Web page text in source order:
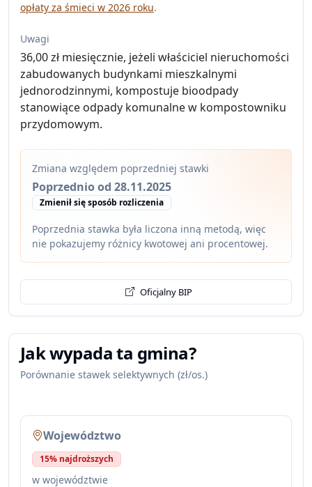
opłaty za śmieci w 2026 roku.
Uwagi
36,00 zł miesięcznie, jeżeli właściciel nieruchomości
zabudowanych budynkami mieszkalnymi
jednorodzinnymi, kompostuje bioodpady
stanowiące odpady komunalne w kompostowniku
przydomowym.
Zmiana względem poprzedniej stawki
Poprzednio od 28.11.2025
Zmienił się sposób rozliczenia
Poprzednia stawka była liczona inną metodą, więc
nie pokazujemy różnicy kwotowej ani procentowej.
Oficjalny BIP
Jak wypada ta gmina?
Porównanie stawek selektywnych (zł/os.)
Województwo
15% najdroższych
w województwie